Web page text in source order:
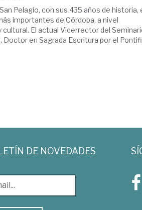
Pelagio, con sus 435 años de historia,
importantes de Córdoba, a nivel
El actual Vicerrector del
Doctor en Sagrada Escritura por el
DE NOVEDADES